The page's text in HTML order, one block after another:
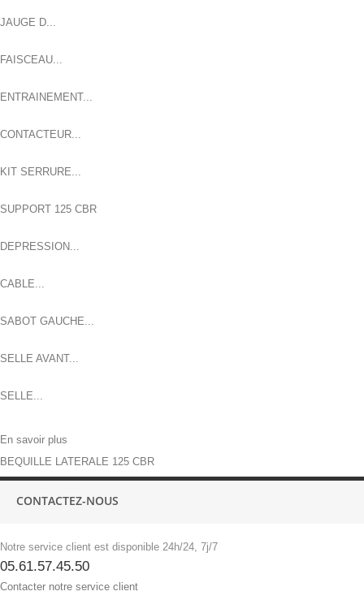
JAUGE D...
FAISCEAU...
ENTRAINEMENT...
CONTACTEUR...
KIT SERRURE...
SUPPORT 125 CBR
DEPRESSION...
CABLE...
SABOT GAUCHE...
SELLE AVANT...
SELLE...
En savoir plus
BEQUILLE LATERALE 125 CBR
CONTACTEZ-NOUS
Notre service client est disponible 24h/24, 7j/7
05.61.57.45.50
Contacter notre service client